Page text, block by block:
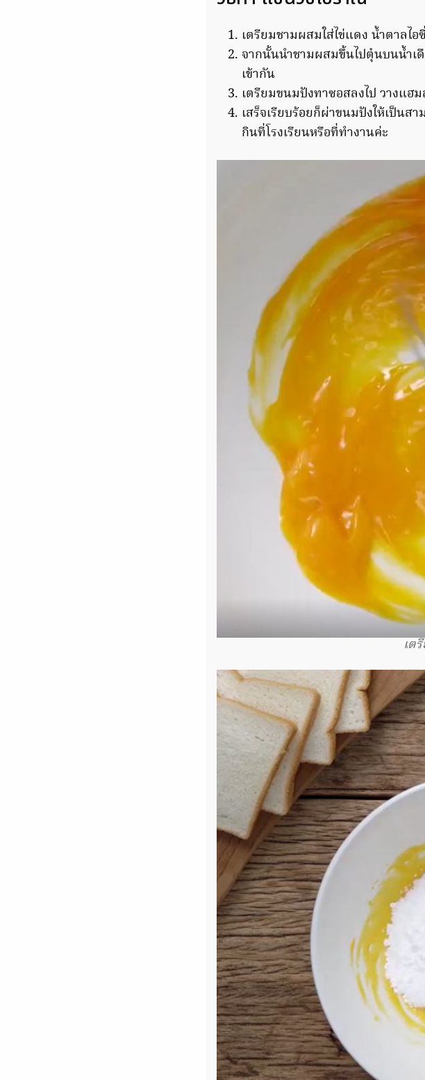
เตรียมชามผสมใส่ไข่แดง น้ำตาลไ
จากนั้นนำชามผสมขึ้นไปตุ๋นบนน้ำเ
เข้ากัน
เตรียมขนมปังทาซอสลงไป วางแ
เสร็จเรียบร้อยก็ผ่าขนมปังให้เป็น
กินที่โรงเรียนหรือที่ทำงานค่ะ
เต